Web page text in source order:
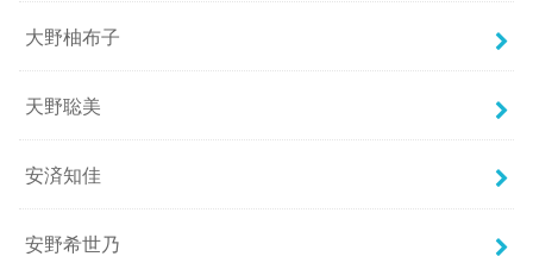
大野柚布子
天野聡美
安済知佳
安野希世乃